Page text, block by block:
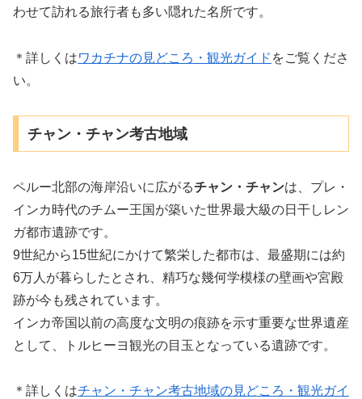
わせて訪れる旅行者も多い隠れた名所です。
＊詳しくはワカチナの見どころ・観光ガイド をご覧くださ
い。
チャン・チャン考古地域
ペルー北部の海岸沿いに広がるチャン・チャンは、プレ・
インカ時代のチムー王国が築いた世界最大級の日干しレン
ガ都市遺跡です。
9世紀から15世紀にかけて繁栄した都市は、最盛期には約
6万人が暮らしたとされ、精巧な幾何学模様の壁画や宮殿
跡が今も残されています。
インカ帝国以前の高度な文明の痕跡を示す重要な世界遺産
として、トルヒーヨ観光の目玉となっている遺跡です。
＊詳しくはチャン・チャン考古地域の見どころ・観光ガイ